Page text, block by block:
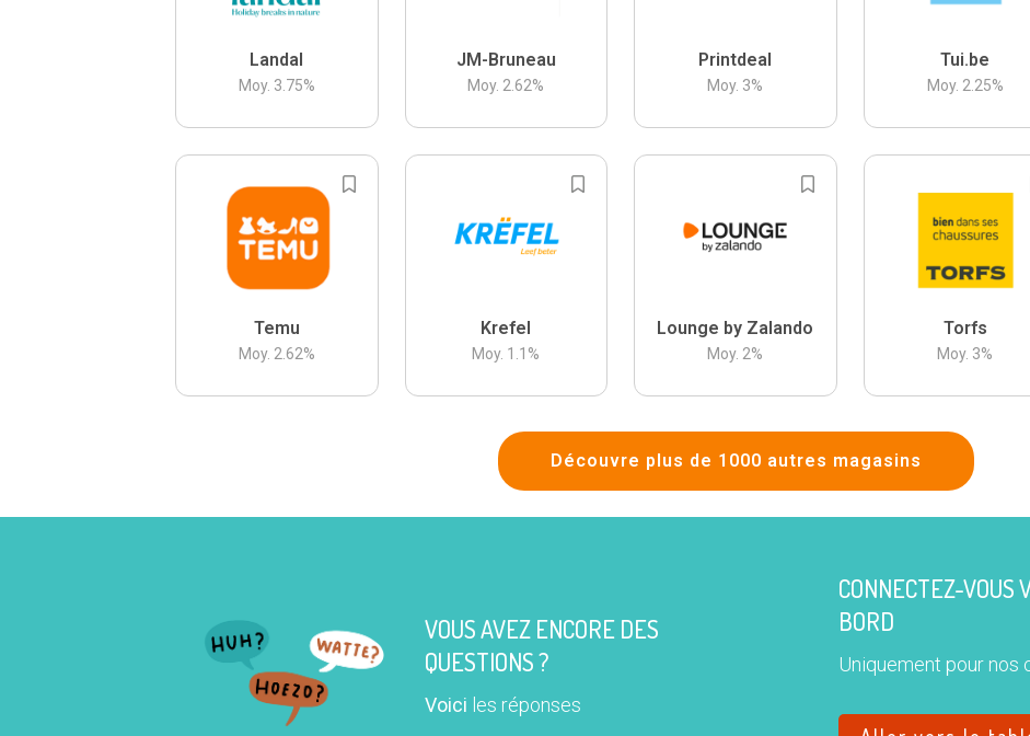
Landal
Moy. 3.75%
JM-Bruneau
Moy. 2.62%
Printdeal
Moy. 3%
Tui.be
Moy. 2.25%
Temu
Moy. 2.62%
Krefel
Moy. 1.1 %
Lounge by Zalando
Moy. 2%
Torfs
Moy. 3%
Découvre plus de 1000 autres magasins
VOUS AVEZ ENCORE DES
QUESTIONS ?
Voici les réponses
CONNECTEZ-VOUS
BORD
Uniquement pour